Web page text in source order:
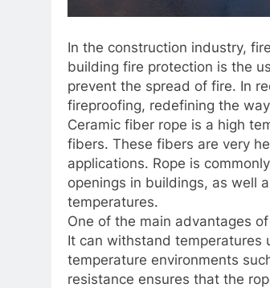
In the construction industry,
building fire protection is the
prevent the spread of fire. In
fireproofing, redefining the
Ceramic fiber rope is a high
fibers. These fibers are very
applications. Rope is
openings in buildings, as well
temperatures.
One of the main advantages
It can withstand temperatures
temperature environments
resistance ensures that the